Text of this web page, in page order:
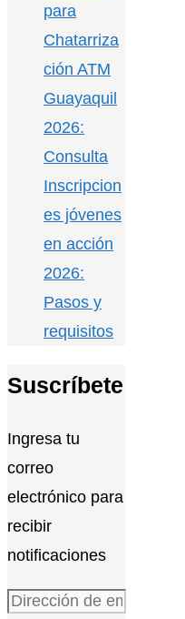
para
Chatarriza
ción ATM
Guayaquil
2026:
Consulta
Inscripcion
es jóvenes
en acción
2026:
Pasos y
requisitos
Suscríbete
Ingresa tu
correo
electrónico para
recibir
notificaciones
Dirección